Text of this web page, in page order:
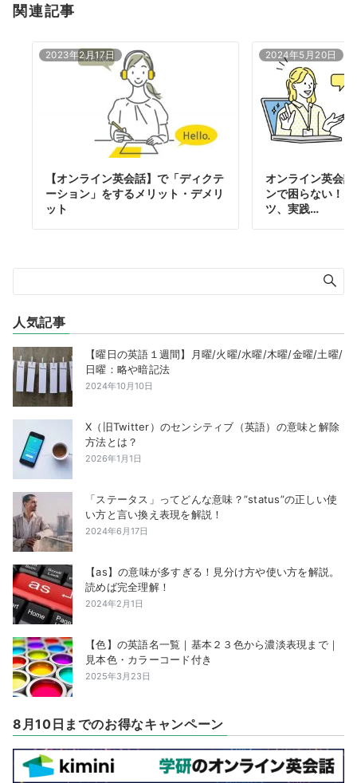
関連記事
2023年2月17日
【オンライン英会話】で「ディクテ
ーション」をするメリット・デメリ
ット
2024年5月20日
オンライン英会
ンで困らない！
ツ、実践…
人気記事
【曜日の英語１週間】月曜/火曜/水曜/木曜/金曜/土曜/
日曜：略や暗記法
2024年10月10日
X（旧Twitter）のセンシティブ（英語）の意味と解除
方法とは？
2026年1月1日
「ステータス」ってどんな意味？”status”の正しい使
い方と言い換え表現を解説！
2024年6月17日
【as】の意味が多すぎる！見分け方や使い方を解説。
読めば完全理解！
2024年2月1日
【色】の英語名一覧｜基本２３色から濃淡表現まで｜
見本色・カラーコード付き
2025年3月23日
8月10日までのお得なキャンペーン